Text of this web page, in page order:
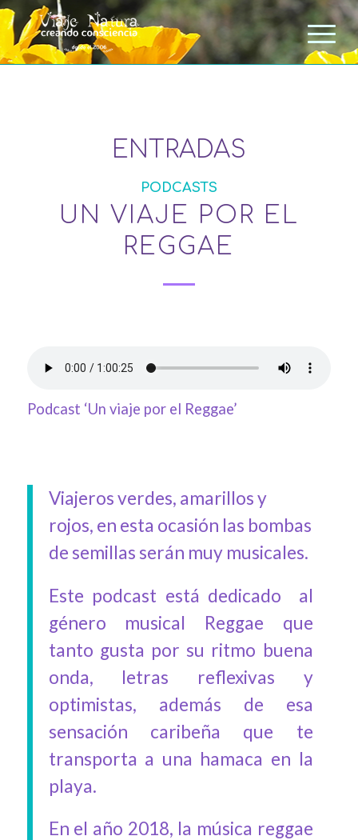
ENTRADAS
PODCASTS
UN VIAJE POR EL
REGGAE
Podcast ‘Un viaje por el Reggae’
Viajeros verdes, amarillos y
rojos, en esta ocasión las bombas
de semillas serán muy musicales.
Este podcast está dedicado al
género musical Reggae que
tanto gusta por su ritmo buena
onda, letras reflexivas y
optimistas, además de esa
sensación caribeña que te
transporta a una hamaca en la
playa.
En el año 2018, la música reggae